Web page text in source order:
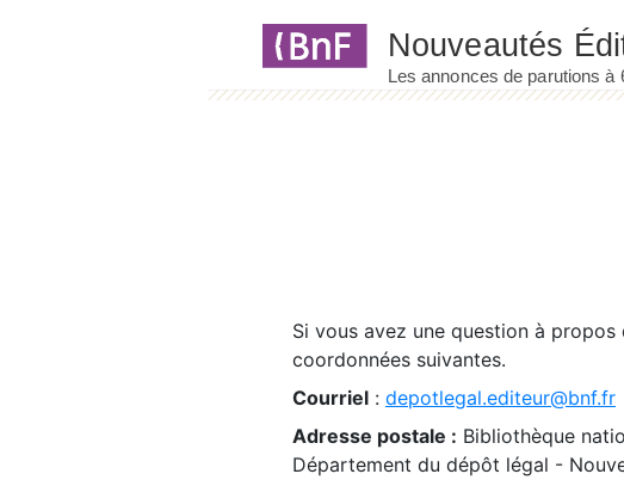
Si vous avez une question à
coordonnées suivantes.
Courriel : depotlegal.editeur@bnf.fr
Adresse postale : Bibliothèque
Département du dépôt légal -